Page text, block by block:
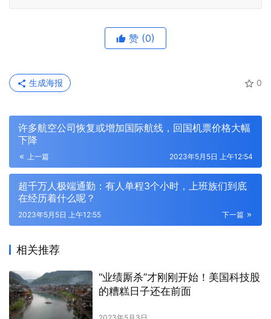
赞 (0)
0
生成海报
许多航空公司恢复或增加国际航线，回国机票价格大幅
下降
上一篇 2023年5月5日 上午12:54
超千万人极端通勤：有人单程3个小时，上班族们到底
在经历着什么呢？
下一篇
2023年5月5日 上午12:55
相关推荐
“业绩厮杀”才刚刚开始！美国科技股
的糟糕日子还在前面